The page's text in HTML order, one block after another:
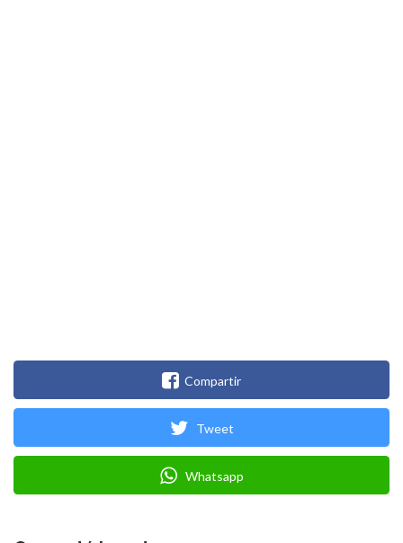
Compartir
Tweet
Whatsapp